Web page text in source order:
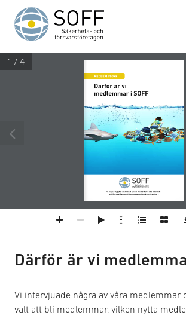
Hoppa till innehåll
Därför är vi
medlemmar i SOFF
MEDLEM I SOFF
Vi skapar trygghet i samhället genom att aktivt utveckla säkerhets-
och försvarslösningar tillsammans med kunder och partners
1 / 4
Därför är vi
Vi intervjuade några av våra medlemmar
valt att bli medlemmar, vilken nytta